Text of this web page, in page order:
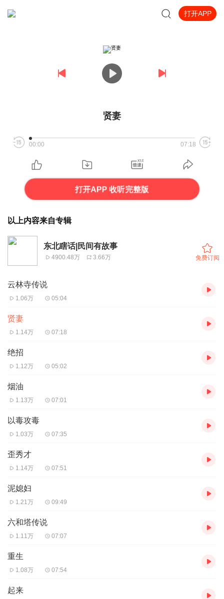
打开APP
贤妻
00:00 07:18
打开APP 收听完整版
以上内容来自专辑
东北瞎话|民间有故事
4900.48万 3.66万 免费订阅
云林寺传说
1.06万 05:04
贤妻
1.14万 07:18
绝招
1.12万 05:02
烟油
1.13万 07:01
以毒攻毒
1.03万 07:35
歪秀才
1.14万 07:51
泥媳妇
1.21万 09:49
六和塔传说
1.11万 07:07
重生
1.08万 07:54
起来